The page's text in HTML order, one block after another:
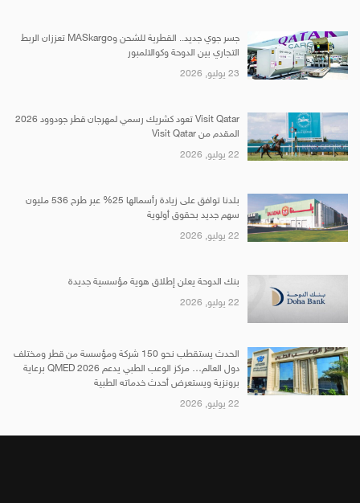
جسر جوي جديد.. القطرية للشحن وMASkargo تعززان الربط
التجاري بين الدوحة وكوالالمبور
23 يوليو, 2026
Visit Qatar تعود كشريك رسمي لمهرجان قطر جودوود 2026
المقدم من Visit Qatar
22 يوليو, 2026
بلدنا توافق على زيادة رأسمالها 25% عبر طرح 536 مليون
سهم جديد بحقوق أولوية
22 يوليو, 2026
بنك الدوحة يعلن إطلاق هوية مؤسسية جديدة
22 يوليو, 2026
الحدث يستقطب نحو 150 شركة ومؤسسة من قطر ومختلف
دول العالم… مركز الوعب الطبي يدعم QMED 2026 برعاية
برونزية ويستعرض أحدث خدماته الطبية
22 يوليو, 2026